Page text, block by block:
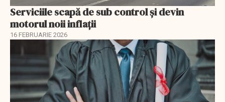
Serviciile scapă de sub control și devin
motorul noii inflații
16 FEBRUARIE 2026